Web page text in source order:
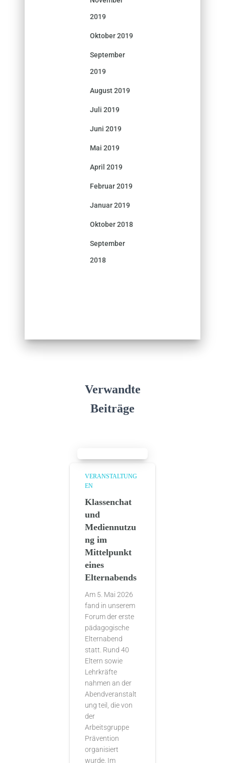
2019
Oktober 2019
September
2019
August 2019
Juli 2019
Juni 2019
Mai 2019
April 2019
Februar 2019
Januar 2019
Oktober 2018
September
2018
Verwandte
Beiträge
VERANSTALTUNG
EN
Klassenchat
und
Mediennutzu
ng im
Mittelpunkt
eines
Elternabends
Am 5. Mai 2026
fand in unserem
Forum der erste
pädagogische
Elternabend
statt. Rund 40
Eltern sowie
Lehrkräfte
nahmen an der
Abendveranstalt
ung teil, die von
der
Arbeitsgruppe
Prävention
organisiert
wurde. Im